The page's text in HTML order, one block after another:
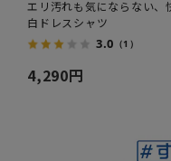
エリ汚れも気にならない、
白ドレスシャツ
3.0 （1）
4,290円